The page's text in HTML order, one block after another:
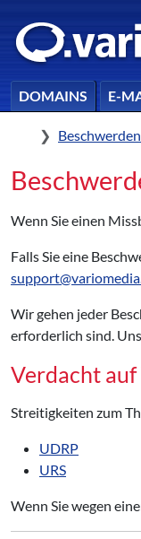
DOMAINS E-
Home
Wenn Sie einen
Falls Sie eine
Wir gehen jeder
erforderlich sind.
Verdacht auf
Streitigkeiten zum
UDRP
URS
Wenn Sie wegen